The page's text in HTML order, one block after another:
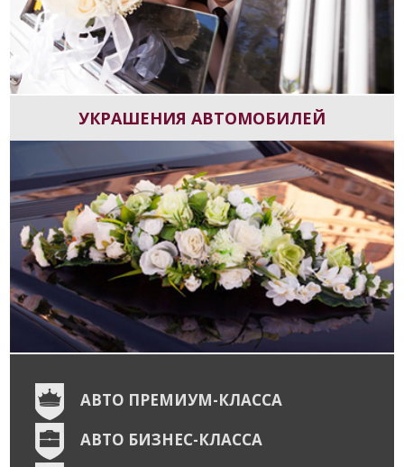
УКРАШЕНИЯ АВТОМОБИЛЕЙ
АВТО ПРЕМИУМ-КЛАССА
АВТО БИЗНЕС-КЛАССА